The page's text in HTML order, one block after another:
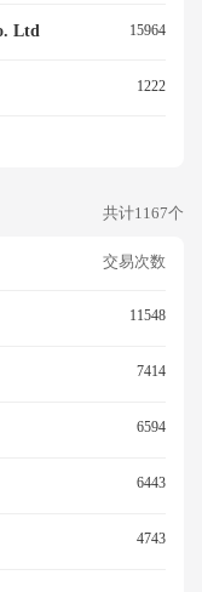
Ltd 15964
1222
共计1167个
交易次数
11548
7414
6594
6443
4743